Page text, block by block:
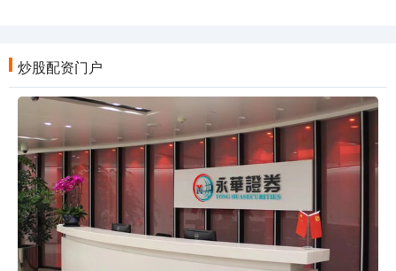
炒股配资门户